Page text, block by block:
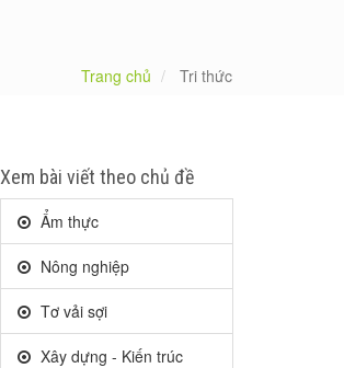
Trang chủ Tri thức
Xem bài viết theo chủ đề
Ẩm thực
Nông nghiệp
Tơ vải sợi
Xây dựng - Kiến trúc